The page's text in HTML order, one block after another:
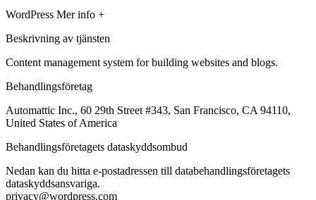
WordPress Mer info +
Beskrivning av tjänsten
Content management system for building websites and blogs.
Behandlingsföretag
Automattic Inc., 60 29th Street #343, San Francisco, CA 94110,
United States of America
Behandlingsföretagets dataskyddsombud
Nedan kan du hitta e-postadressen till databehandlingsföretagets
dataskyddsansvariga.
privacy@wordpress.com